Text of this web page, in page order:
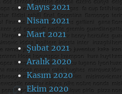
Mayıs 2021
Nisan 2021
Mart 2021
Şubat 2021
Aralık 2020
Kasım 2020
Ekim 2020